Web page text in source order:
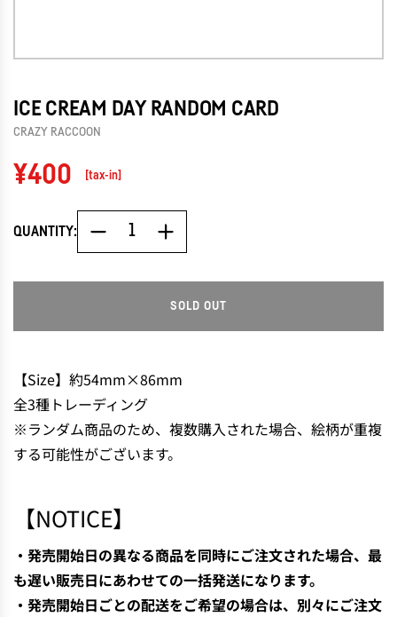
ICE CREAM DAY RANDOM CARD
CRAZY RACCOON
Regular
¥400 [tax-in]
QUANTITY:
SOLD OUT
O
G
【Size】約54mm×86mm
全3種トレーディング
※ランダム商品のため、複数購入された場合、絵柄が重複
する可能性がございます。
【NOTICE】
・発売開始日の異なる商品を同時にご注文された場合、最
も遅い販売日にあわせての一括発送になります。
・発売開始日ごとの配送をご希望の場合は、別々にご注文